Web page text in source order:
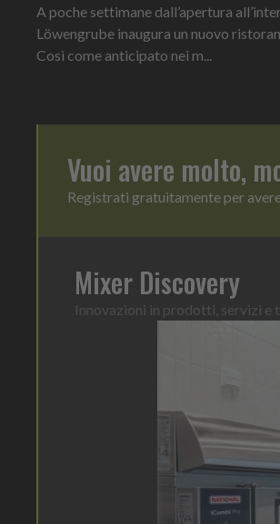
A poche settimane dall’apertura
Löwengrube inaugura un nuovo
Così come anticipato nei m...
Vuoi avere molto,
Registrati gratuitamente per
Mixer Discovery
Innovazioni in prodotti, servizi e